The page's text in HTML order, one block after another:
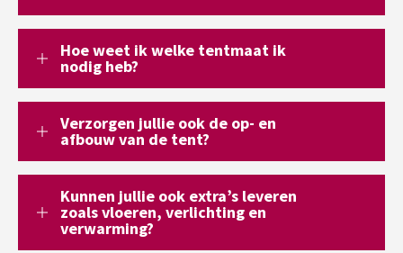
Hoe weet ik welke tentmaat ik
nodig heb?
Verzorgen jullie ook de op- en
afbouw van de tent?
Kunnen jullie ook extra’s leveren
zoals vloeren, verlichting en
verwarming?